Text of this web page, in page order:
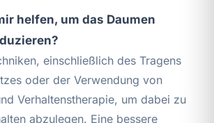
helfen, um das Daumen
einschließlich des Tragens
oder der Verwendung von
Verhaltenstherapie, um dabei zu
abzulegen. Eine bessere